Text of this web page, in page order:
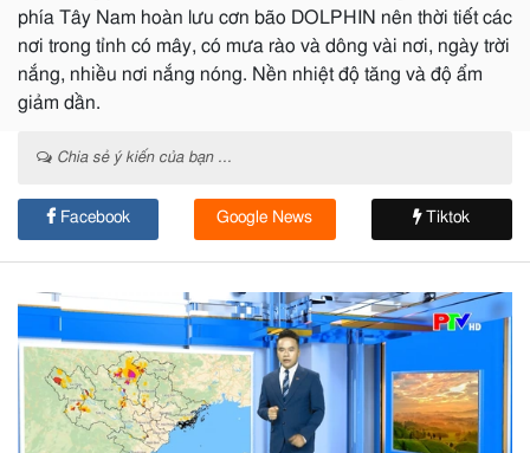
phía Tây Nam hoàn lưu cơn bão DOLPHIN nên thời tiết các
nơi trong tỉnh có mây, có mưa rào và dông vài nơi, ngày trời
nắng, nhiều nơi nắng nóng. Nền nhiệt độ tăng và độ ẩm
giảm dần.
Chia sẻ ý kiến của bạn ...
Facebook Google News Tiktok